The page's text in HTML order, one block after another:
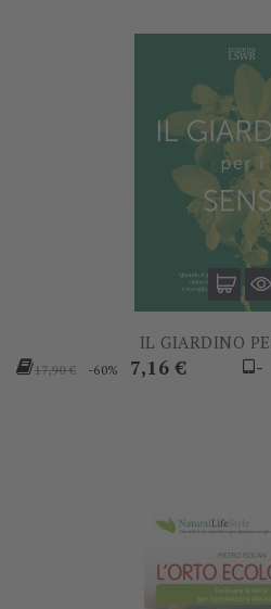
IL GIARDINO
Prezzo
17,90 € -60% Prezzo
7,16 € -